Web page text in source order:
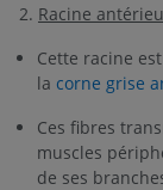
2. Racine
Cette racine
la corne grise
Ces fibres
muscles
de ses